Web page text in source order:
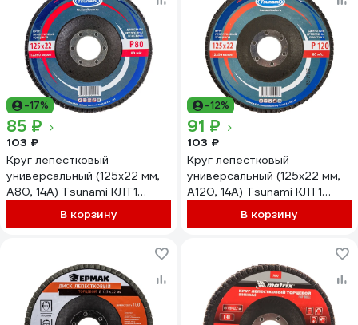
-17%
85 ₽
103 ₽
Круг лепестковый
универсальный (125х22 мм,
А80, 14А) Tsunami КЛТ1
D96100000012580
В корзину
-12%
91 ₽
103 ₽
Круг лепестковый
универсальный (125х22 мм,
А120, 14А) Tsunami КЛТ1
D96100000012582
В корзину